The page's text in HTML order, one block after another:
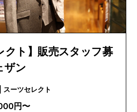
クト】販売スタッフ募
ザン
SUIT SELECT | スーツセレクト
円〜